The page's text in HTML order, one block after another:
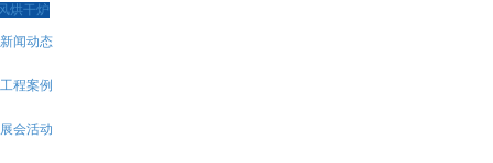
烘干炉
新闻动态
工程案例
展会活动